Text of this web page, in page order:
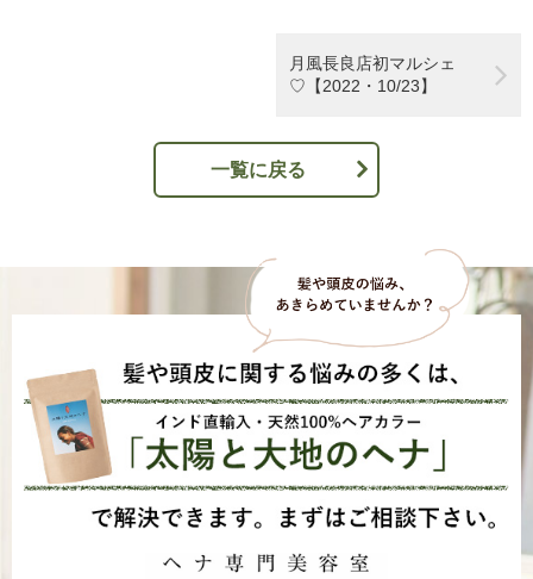
月風長良店初マルシェ
♡【2022・10/23】
一覧に戻る